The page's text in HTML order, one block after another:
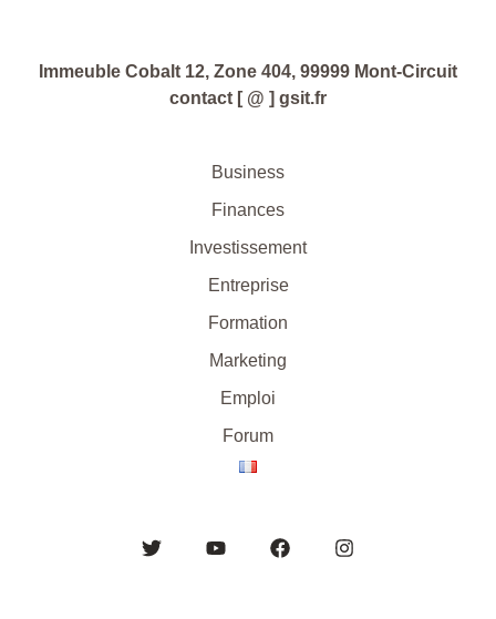
Immeuble Cobalt 12, Zone 404, 99999 Mont-Circuit
contact [ @ ] gsit.fr
Business
Finances
Investissement
Entreprise
Formation
Marketing
Emploi
Forum